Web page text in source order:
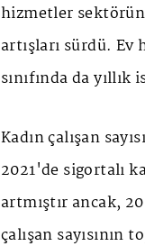
hizmetler
artışları sürdü.
sınıfında da
Kadın çalışan
2021'de sigortalı
artmıştır ancak,
çalışan sayısının